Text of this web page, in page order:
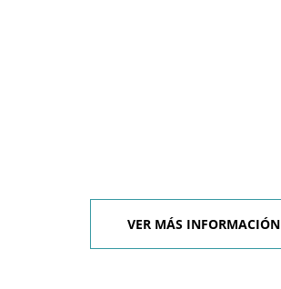
VER MÁS INFORMACIÓN